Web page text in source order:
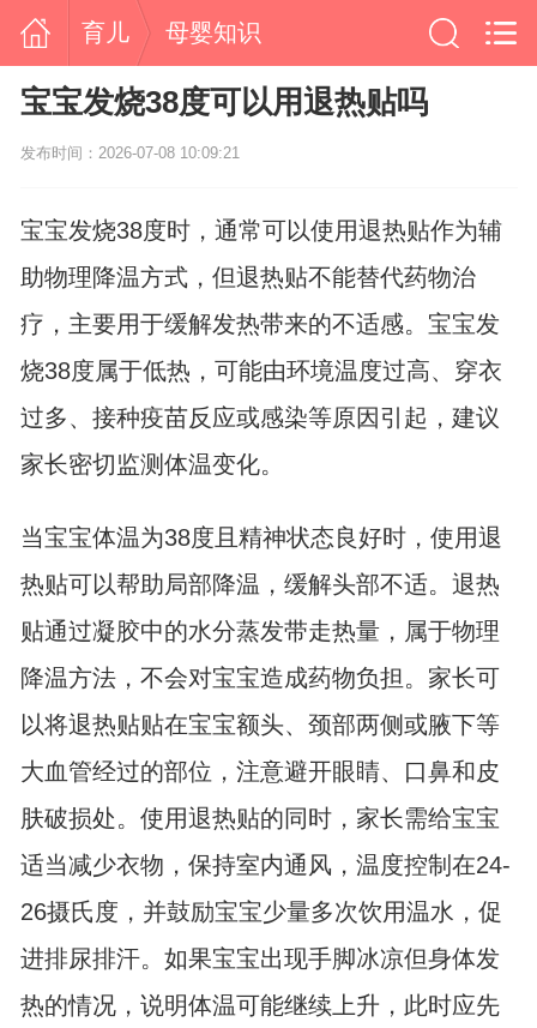
育儿 母婴知识
宝宝发烧38度可以用退热贴吗
发布时间：2026-07-08 10:09:21
宝宝发烧38度时，通常可以使用退热贴作为辅
助物理降温方式，但退热贴不能替代药物治
疗，主要用于缓解发热带来的不适感。宝宝发
烧38度属于低热，可能由环境温度过高、穿衣
过多、接种疫苗反应或感染等原因引起，建议
家长密切监测体温变化。
当宝宝体温为38度且精神状态良好时，使用退
热贴可以帮助局部降温，缓解头部不适。退热
贴通过凝胶中的水分蒸发带走热量，属于物理
降温方法，不会对宝宝造成药物负担。家长可
以将退热贴贴在宝宝额头、颈部两侧或腋下等
大血管经过的部位，注意避开眼睛、口鼻和皮
肤破损处。使用退热贴的同时，家长需给宝宝
适当减少衣物，保持室内通风，温度控制在24-
26摄氏度，并鼓励宝宝少量多次饮用温水，促
进排尿排汗。如果宝宝出现手脚冰凉但身体发
热的情况，说明体温可能继续上升，此时应先